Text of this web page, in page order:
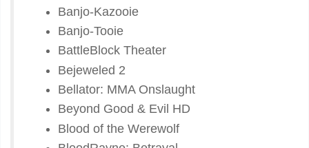
Banjo-Kazooie
Banjo-Tooie
BattleBlock Theater
Bejeweled 2
Bellator: MMA Onslaught
Beyond Good & Evil HD
Blood of the Werewolf